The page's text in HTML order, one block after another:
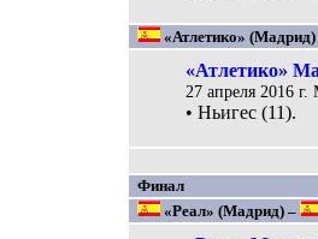
«Атлетико» (Мадрид)
«Атлетико»
27 апреля 2016
• Ньигес (11).
Финал
«Реал» (Мадрид) –